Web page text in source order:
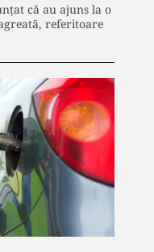
că au ajuns la o
referitoare